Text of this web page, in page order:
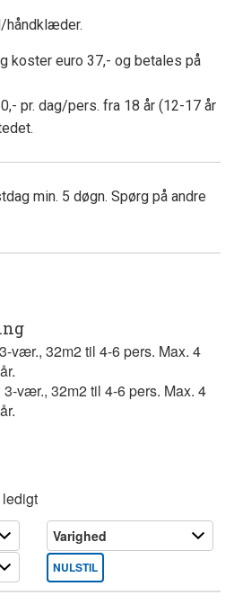
håndklæder.
koster euro 37,- og betales på
pr. dag/pers. fra 18 år (12-17 år
min. 5 døgn. Spørg på andre
vær., 32m2 til 4-6 pers. Max. 4
vær., 32m2 til 4-6 pers. Max. 4
NULSTIL